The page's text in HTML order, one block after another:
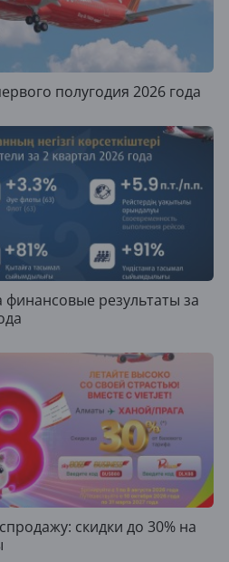
полугодия 2026 года
финансовые результаты за
скидки до 30% на